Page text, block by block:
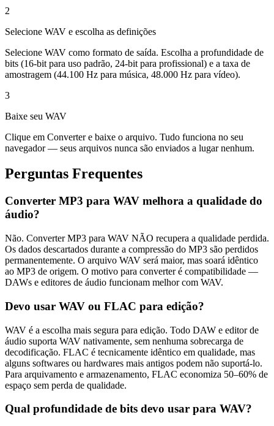
2
Selecione WAV e escolha as definições
Selecione WAV como formato de saída. Escolha a profundidade de
bits (16-bit para uso padrão, 24-bit para profissional) e a taxa de
amostragem (44.100 Hz para música, 48.000 Hz para vídeo).
3
Baixe seu WAV
Clique em Converter e baixe o arquivo. Tudo funciona no seu
navegador — seus arquivos nunca são enviados a lugar nenhum.
Perguntas Frequentes
Converter MP3 para WAV melhora a qualidade do
áudio?
Não. Converter MP3 para WAV NÃO recupera a qualidade perdida.
Os dados descartados durante a compressão do MP3 são perdidos
permanentemente. O arquivo WAV será maior, mas soará idêntico
ao MP3 de origem. O motivo para converter é compatibilidade —
DAWs e editores de áudio funcionam melhor com WAV.
Devo usar WAV ou FLAC para edição?
WAV é a escolha mais segura para edição. Todo DAW e editor de
áudio suporta WAV nativamente, sem nenhuma sobrecarga de
decodificação. FLAC é tecnicamente idêntico em qualidade, mas
alguns softwares ou hardwares mais antigos podem não suportá-lo.
Para arquivamento e armazenamento, FLAC economiza 50–60% de
espaço sem perda de qualidade.
Qual profundidade de bits devo usar para WAV?